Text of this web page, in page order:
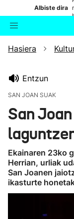
Albiste dira
Bilatzailea
Hasiera
Entzun
SAN JOAN SUAK
San
Ekainaren 23ko
Herrian, urliak
San Joanen
ikasturte